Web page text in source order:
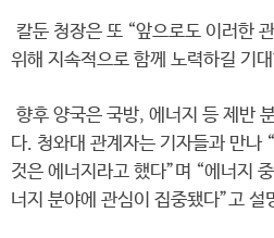
칼둔 청장은 또 “앞으로도 이러한
위해 지속적으로 함께 노력하길 기
향후 양국은 국방, 에너지 등 제반
다. 청와대 관계자는 기자들과 만나
것은 에너지라고 했다”며 “에너지
너지 분야에 관심이 집중됐다”고 설